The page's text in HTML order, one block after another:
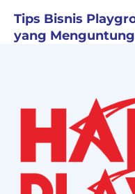
Tips Bisnis
yang